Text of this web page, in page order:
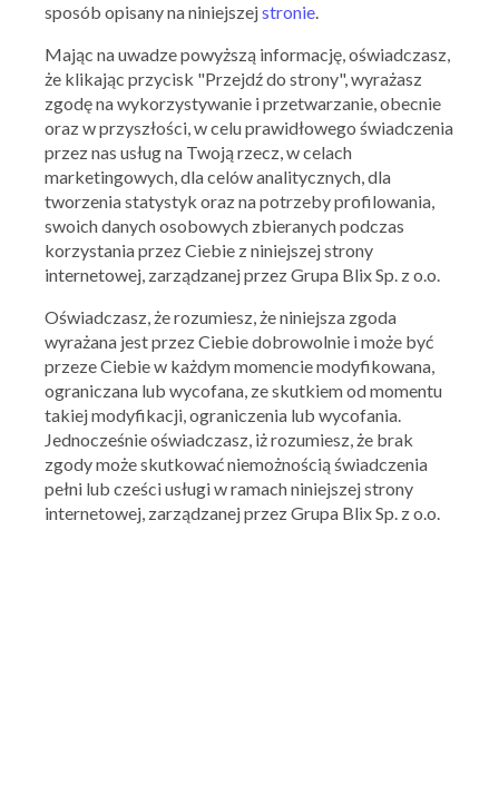
Ważna: 27.07.2026 - 02.08.2026
sposób opisany na niniejszejstronie
Mając na uwadze powyższą informację, oświadczasz,
że klikając przycisk "Przejdź do strony", wyrażasz
zgodę na wykorzystywanie i przetwarzanie, obecnie
oraz w przyszłości, w celu prawidłowego świadczenia
przez nas usług na Twoją rzecz, w celach
marketingowych, dla celów analitycznych, dla
tworzenia statystyk oraz na potrzeby profilowania,
swoich danych osobowych zbieranych podczas
korzystania przez Ciebie z niniejszej strony
internetowej, zarządzanej przez Grupa Blix Sp. z o.o.
Oświadczasz, że rozumiesz, że niniejsza zgoda
wyrażana jest przez Ciebie dobrowolnie i może być
przeze Ciebie w każdym momencie modyfikowana,
ograniczana lub wycofana, ze skutkiem od momentu
takiej modyfikacji, ograniczenia lub wycofania.
Jednocześnie oświadczasz, iż rozumiesz, że brak
zgody może skutkować niemożnością świadczenia
pełni lub cześci usługi w ramach niniejszej strony
internetowej, zarządzanej przez Grupa Blix Sp. z o.o.